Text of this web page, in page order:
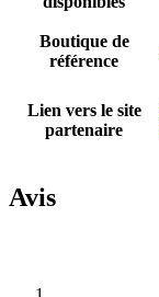
Boutique de
référence
Lien vers le site
partenaire
Avis